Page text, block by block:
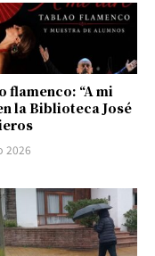
flamenco: “A mi
la Biblioteca José
2026